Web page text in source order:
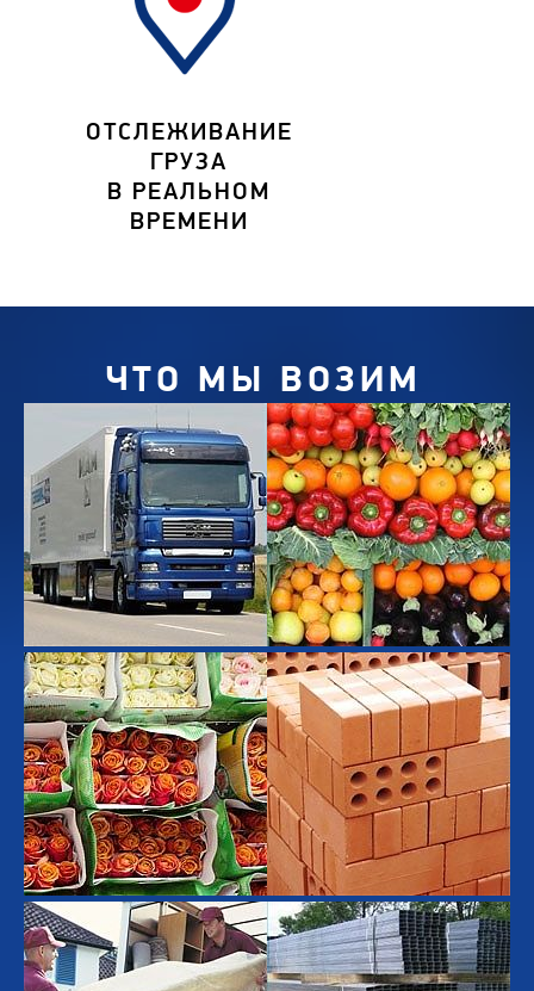
ОТСЛЕЖИВАНИЕ
ГРУЗА
В РЕАЛЬНОМ
ВРЕМЕНИ
ЧТО МЫ ВОЗИМ